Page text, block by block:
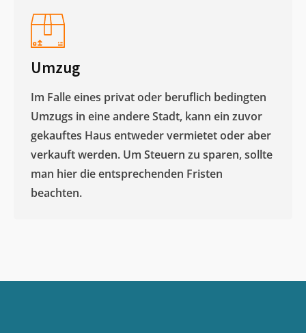
Umzug
Im Falle eines privat oder beruflich bedingten
Umzugs in eine andere Stadt, kann ein zuvor
gekauftes Haus entweder vermietet oder aber
verkauft werden. Um Steuern zu sparen, sollte
man hier die entsprechenden Fristen
beachten.